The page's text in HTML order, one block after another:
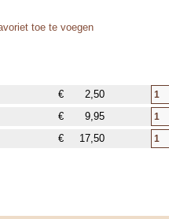
toe te voegen
€ 2,50
€ 9,95
€ 17,50